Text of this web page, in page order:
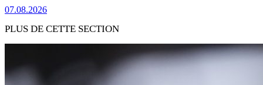
07.08.2026
PLUS DE CETTE SECTION